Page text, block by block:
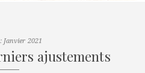
Janvier 2021
ajustements